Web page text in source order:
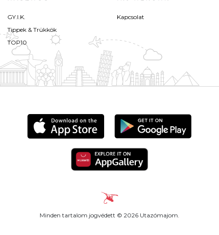
GY.I.K.
Tippek & Trükkök
TOP10
Kapcsolat
Minden tartalom jogvédett © 2026 Utazómajom.